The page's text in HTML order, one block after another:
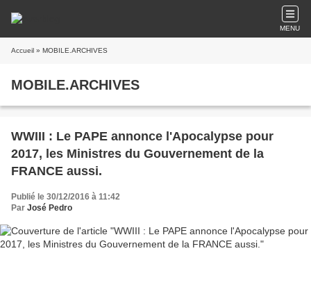
MENU
Accueil » MOBILE.ARCHIVES
MOBILE.ARCHIVES
WWIII : Le PAPE annonce l'Apocalypse pour
2017, les Ministres du Gouvernement de la
FRANCE aussi.
Publié le 30/12/2016 à 11:42
Par José Pedro